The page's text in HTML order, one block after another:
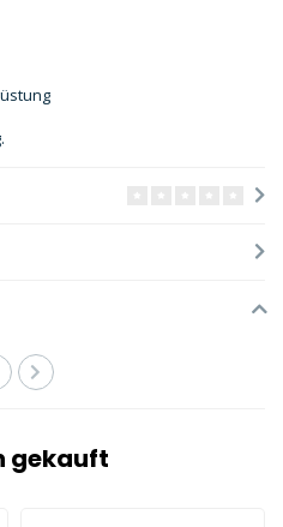
gekauft